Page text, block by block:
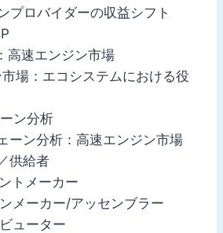
プロバイダーの収益シフト
高速エンジン市場
場：エコシステムにおける役
ン分析
ーン分析：高速エンジン市場
供給者
トメーカー
メーカー/アッセンブラー
ューター